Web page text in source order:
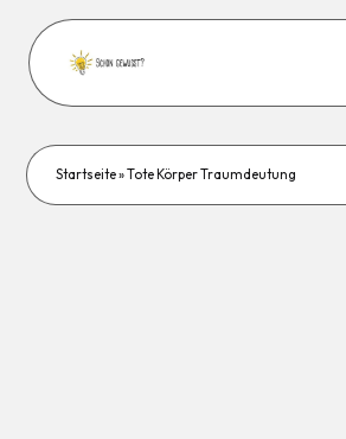
Startseite»Tote Körper Traumdeutung